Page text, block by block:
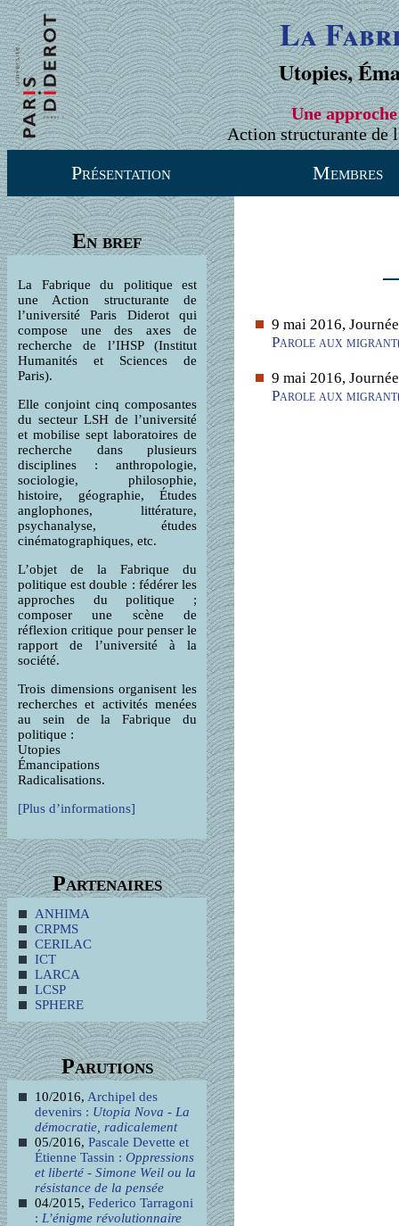
La
Utopies,
Une
Action structurante de
Présentation Membres
En bref
La Fabrique du politique est
une Action structurante de
l’université Paris Diderot qui
compose une des axes de
recherche de l’IHSP (Institut
Humanités et Sciences de
Paris).
Elle conjoint cinq composantes
du secteur LSH de l’université
et mobilise sept laboratoires de
recherche dans plusieurs
disciplines : anthropologie,
sociologie, philosophie,
histoire, géographie, Études
anglophones, littérature,
psychanalyse, études
cinématographiques, etc.
L’objet de la Fabrique du
politique est double : fédérer les
approches du politique ;
composer une scène de
réflexion critique pour penser le
rapport de l’université à la
société.
Trois dimensions organisent les
recherches et activités menées
au sein de la Fabrique du
politique :
Utopies
Émancipations
Radicalisations.
[Plus d’informations]
Partenaires
ANHIMA
CRPMS
CERILAC
ICT
LARCA
LCSP
SPHERE
Parutions
10/2016, Archipel des
devenirs : Utopia Nova - La
démocratie, radicalement
05/2016, Pascale Devette et
Étienne Tassin : Oppressions
et liberté - Simone Weil ou la
résistance de la pensée
04/2015, Federico Tarragoni
: L’énigme révolutionnaire
9 mai 2016,
Parole aux
9 mai 2016,
Parole aux